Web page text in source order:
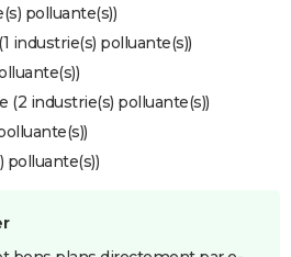
polluante(s))
industrie(s) polluante(s))
(2 industrie(s) polluante(s))
polluante(s))